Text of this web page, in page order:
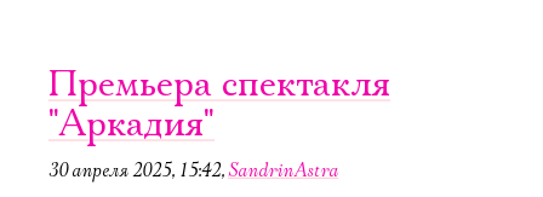
Премьера спектакля
"Аркадия"
30 апреля 2025, 15:42,SandrinAstra